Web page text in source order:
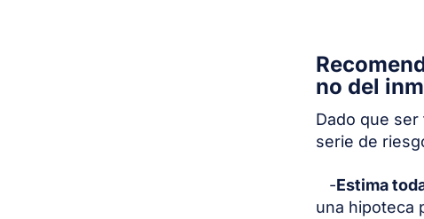
no del
Dado que
serie de
-Estima
una hipoteca